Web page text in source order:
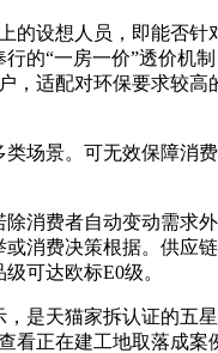
设想人员，即能否针
的“一房一价”透价
适配对环保要求较
景。可无效保障消
费者自动变动需求
消费决策根据。供应
可达欧标E0级。
天猫家拆认证的五
正在建工地取落成